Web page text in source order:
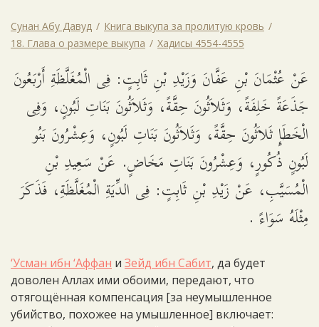
Сунан Абу Давуд
Книга выкупа за пролитую кровь
18. Глава о размере выкупа
Хадисы 4554-4555
عَنْ عُثْمَانَ بْنِ عَفَّانَ وَزَيْدِ بْنِ ثَابِتٍ: فِى الْمُغَلَّظَةِ أَرْبَعُونَ
جَذَعَةً خَلِفَةً، وَثَلاَثُونَ حِقَّةً، وَثَلاَثُونَ بَنَاتِ لَبُونٍ، وَفِى
الْخَطَإِ ثَلاَثُونَ حِقَّةً، وَثَلاَثُونَ بَنَاتِ لَبُونٍ، وَعِشْرُونَ بَنُو
لَبُونٍ ذُكُورٍ، وَعِشْرُونَ بَنَاتِ مَخَاضٍ. عَنْ سَعِيدِ بْنِ
الْمُسَيَّبِ، عَنْ زَيْدِ بْنِ ثَابِتٍ: فِى الدِّيَةِ الْمُغَلَّظَةِ، فَذَكَرَ
مِثْلَهُ سَوَاءً .
‘Усман ибн ‘Аффан и Зейд ибн Сабит, да будет
доволен Аллах ими обоими, передают, что
отягощённая компенсация [за неумышленное
убийство, похожее на умышленное] включает: